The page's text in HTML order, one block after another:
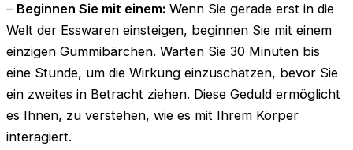
– Beginnen Sie mit einem: Wenn Sie gerade erst in die
Welt der Esswaren einsteigen, beginnen Sie mit einem
einzigen Gummibärchen. Warten Sie 30 Minuten bis
eine Stunde, um die Wirkung einzuschätzen, bevor Sie
ein zweites in Betracht ziehen. Diese Geduld ermöglicht
es Ihnen, zu verstehen, wie es mit Ihrem Körper
interagiert.